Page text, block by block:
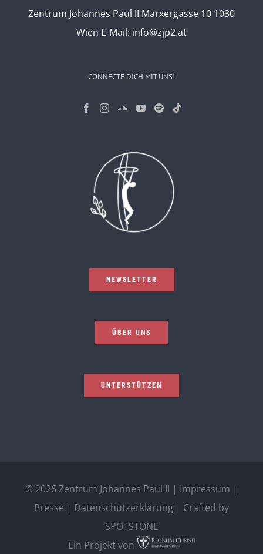
Zentrum Johannes Paul II Marxergasse 10 1030
Wien E-Mail: info@zjp2.at
CONNECTE DICH MIT UNS!
NEWSLETTER
ÜBER UNS
UNTERSTÜTZEN
© 2026 Zentrum Johannes Paul II | Impressum |
Presse | Datenschutzerklärung | Crafted by
SPOTSTONE
Ein Projekt von